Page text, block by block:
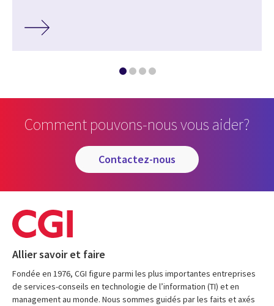
Comment pouvons-nous vous aider?
contactez-nous
Allier savoir et faire
Fondée en 1976, CGI figure parmi les plus importantes entreprises
de services-conseils en technologie de l’information (TI) et en
management au monde. Nous sommes guidés par les faits et axés